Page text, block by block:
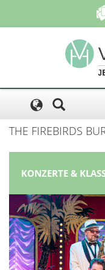
THE FIREBIRDS
KONZERTE &